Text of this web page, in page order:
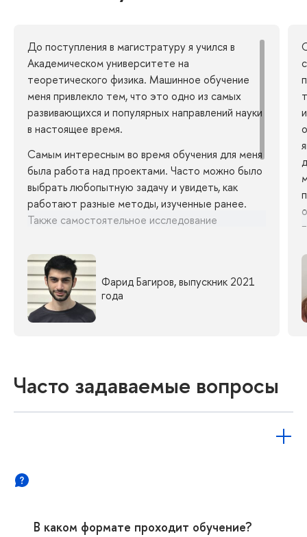
До поступления в магистратуру я учился в
Академическом университете на
теоретического физика. Машинное обучение
меня привлекло тем, что это одно из самых
развивающихся и популярных направлений науки
в настоящее время.
Самым интересным во время обучения для меня
была работа над проектами. Часто можно было
выбрать любопытную задачу и увидеть, как
работают разные методы, изученные ранее.
Также самостоятельное исследование
работе — достаточно увлекательный процесс.
Что касается курсов, то хочется отметить
практики в докарантинное время. Многие из них,
особенно занятия Михаила Слабодкина по
алгоритмам, были очень полезны и интересны.
Фарид Багиров, выпускник 2021
года
Часто задаваемые вопросы
В каком формате проходит обучение?